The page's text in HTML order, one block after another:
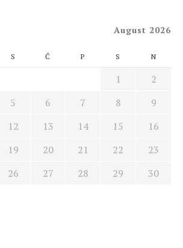
August 2026
S Č P S N
1
2
5 6 7 8
9
12 13 14 15
16
19 20 21 22
23
26 27 28 29
30